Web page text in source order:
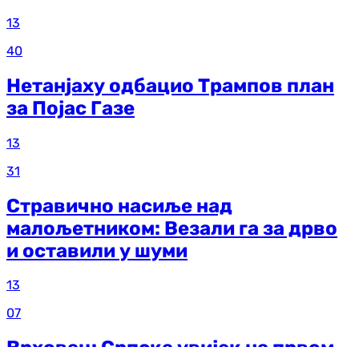
13
40
Нетанјаху одбацио Трампов план
за Појас Газе
13
31
Стравично насиље над
малољетником: Везали га за дрво
и оставили у шуми
13
07